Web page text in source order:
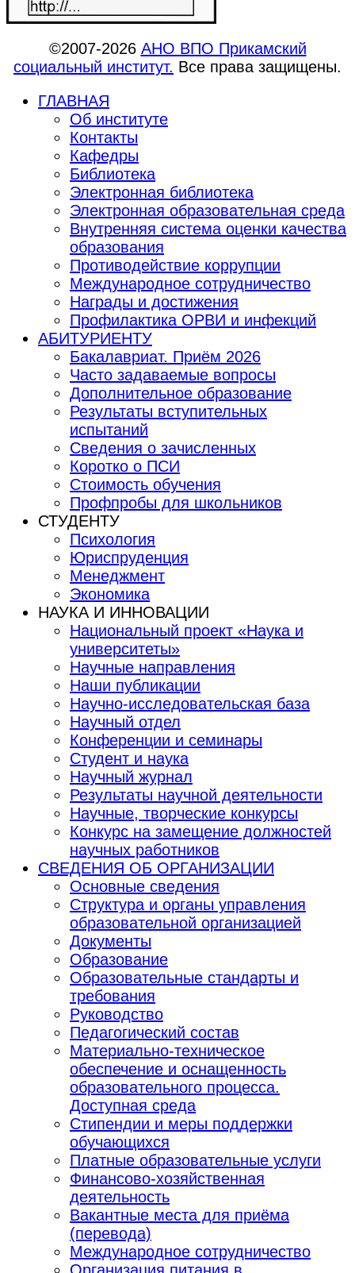
©2007-2026 АНО ВПО Прикамский
социальный институт. Все права защищены.
ГЛАВНАЯ
Об институте
Контакты
Кафедры
Библиотека
Электронная библиотека
Электронная образовательная среда
Внутренняя система оценки качества
образования
Противодействие коррупции
Международное сотрудничество
Награды и достижения
Профилактика ОРВИ и инфекций
АБИТУРИЕНТУ
Бакалавриат. Приём 2026
Часто задаваемые вопросы
Дополнительное образование
Результаты вступительных
испытаний
Сведения о зачисленных
Коротко о ПСИ
Стоимость обучения
Профпробы для школьников
СТУДЕНТУ
Психология
Юриспруденция
Менеджмент
Экономика
НАУКА И ИННОВАЦИИ
Национальный проект «Наука и
университеты»
Научные направления
Наши публикации
Научно-исследовательская база
Научный отдел
Конференции и семинары
Студент и наука
Научный журнал
Результаты научной деятельности
Научные, творческие конкурсы
Конкурс на замещение должностей
научных работников
СВЕДЕНИЯ ОБ ОРГАНИЗАЦИИ
Основные сведения
Структура и органы управления
образовательной организацией
Документы
Образование
Образовательные стандарты и
требования
Руководство
Педагогический состав
Материально-техническое
обеспечение и оснащенность
образовательного процесса.
Доступная среда
Стипендии и меры поддержки
обучающихся
Платные образовательные услуги
Финансово-хозяйственная
деятельность
Вакантные места для приёма
(перевода)
Международное сотрудничество
Организация питания в